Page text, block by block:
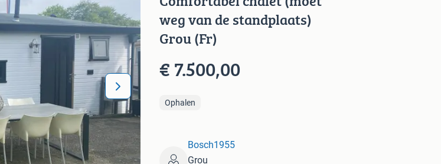
weg van de standplaats)
Grou (Fr)
€ 7.500,00
Ophalen
Bosch1955
Grou